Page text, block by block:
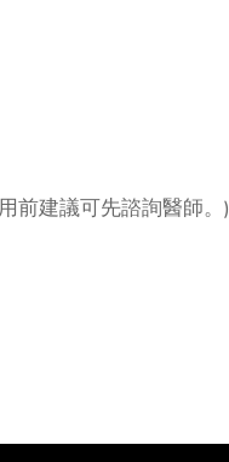
前建議可先諮詢醫師。)